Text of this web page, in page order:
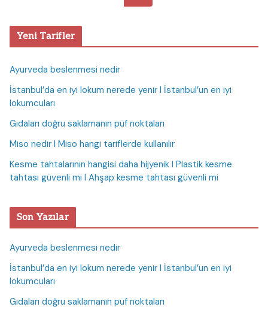
Yeni Tarifler
Ayurveda beslenmesi nedir
İstanbul’da en iyi lokum nerede yenir I İstanbul’un en iyi
lokumcuları
Gıdaları doğru saklamanın püf noktaları
Miso nedir I Miso hangi tariflerde kullanılır
Kesme tahtalarının hangisi daha hijyenik I Plastik kesme
tahtası güvenli mi I Ahşap kesme tahtası güvenli mi
Son Yazılar
Ayurveda beslenmesi nedir
İstanbul’da en iyi lokum nerede yenir I İstanbul’un en iyi
lokumcuları
Gıdaları doğru saklamanın püf noktaları